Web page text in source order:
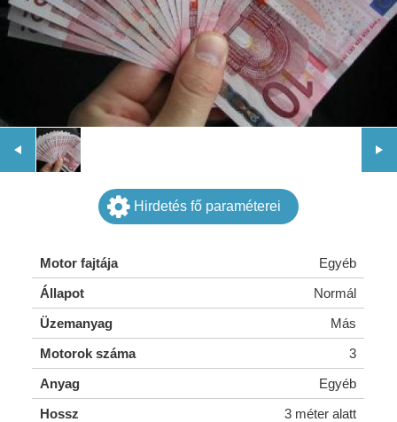
Hirdetés fő paraméterei
Motor fajtája
Egyéb
Állapot
Normál
Üzemanyag
Más
Motorok száma
3
Anyag
Egyéb
Hossz
3 méter alatt